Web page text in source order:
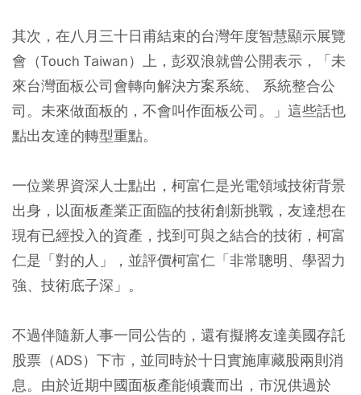
其次，在八月三十日甫結束的台灣年度智慧顯示展覽
會（Touch Taiwan）上，彭双浪就曾公開表示，「未
來台灣面板公司會轉向解決方案系統、 系統整合公
司。未來做面板的，不會叫作面板公司。」這些話也
點出友達的轉型重點。
一位業界資深人士點出，柯富仁是光電領域技術背景
出身，以面板產業正面臨的技術創新挑戰，友達想在
現有已經投入的資產，找到可與之結合的技術，柯富
仁是「對的人」，並評價柯富仁「非常聰明、學習力
強、技術底子深」。
不過伴隨新人事一同公告的，還有擬將友達美國存託
股票（ADS）下市，並同時於十日實施庫藏股兩則消
息。由於近期中國面板產能傾囊而出，市況供過於